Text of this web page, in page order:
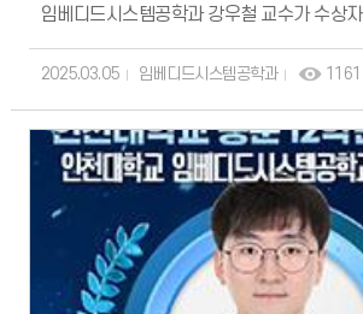
임베디드시스템공학과 강우철 교수가 수상
세계 최고 권위의 AI 학회인 Neural
https://www.seoulilbo.com/news/
idxno=729546
2025.03.05 임베디드시스템공학과